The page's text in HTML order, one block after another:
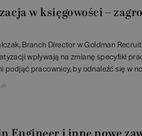
w księgowości –
Branch Director w Goldman
wpływają na zmianę specyfiki
podjąć pracownicy, by odnaleźć się w